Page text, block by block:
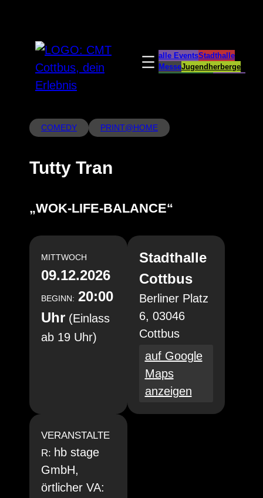
springen
alle EventsStadthalle
MesseJugendherberge
COMEDY PRINT@HOME
Tutty Tran
„WOK-LIFE-BALANCE“
MITTWOCH
09.12.2026
BEGINN: 20:00
Uhr (Einlass
ab 19 Uhr)
Stadthalle
Cottbus
Berliner Platz
6, 03046
Cottbus
auf Google
Maps
anzeigen
VERANSTALTE
R: hb stage
GmbH,
örtlicher VA: